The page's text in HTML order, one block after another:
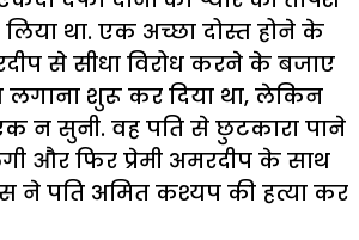
था. एक अच्छा दोस्त होने के
से सीधा विरोध करने के बजाए
लगाना शुरू कर दिया था, लेकिन
न सुनी. वह पति से छुटकारा पाने
और फिर प्रेमी अमरदीप के साथ
ने पति अमित कश्यप की हत्या कर